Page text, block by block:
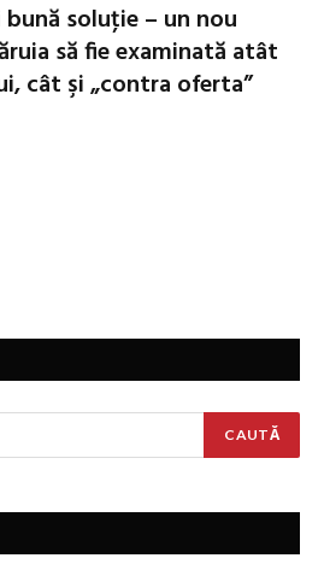
bună soluţie – un nou
să fie examinată atât
cât şi „contra oferta”